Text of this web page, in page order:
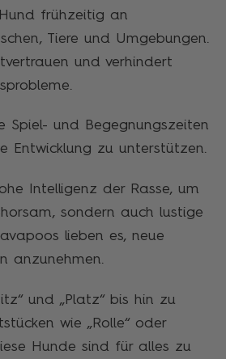
frühzeitig an
Tiere und Umgebungen.
und verhindert
Spiel- und Begegnungszeiten
Entwicklung zu unterstützen.
Intelligenz der Rasse, um
sondern auch lustige
lieben es, neue
anzunehmen.
und „Platz“ bis hin zu
wie „Rolle“ oder
Hunde sind für alles zu